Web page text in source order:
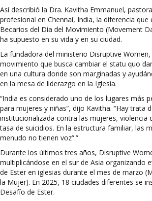
Así describió la Dra. Kavitha Emmanuel,
profesional en Chennai, India, la diferencia que
Becarios del Día del Movimiento (Movement
ha supuesto en su vida y en su ciudad.
La fundadora del ministerio Disruptive
movimiento que busca cambiar el statu quo
en una cultura donde son marginadas y
en la mesa de liderazgo en la Iglesia.
“India es considerado uno de los lugares más
para mujeres y niñas”, dijo Kavitha. “Hay trata
institucionalizada contra las mujeres, violencia
tasa de suicidios. En la estructura familiar, las
menudo no tienen voz”.”
Durante los últimos tres años, Disruptive
multiplicándose en el sur de Asia organizando
de Ester en iglesias durante el mes de marzo
la Mujer). En 2025, 18 ciudades diferentes se
Desafío de Ester.